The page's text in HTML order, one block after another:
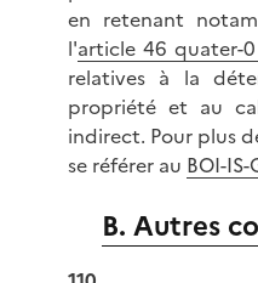
en retenant
l'article 46 quater-
relatives à la
propriété et au
indirect. Pour plus
se référer au BOI-IS-
B. Autres